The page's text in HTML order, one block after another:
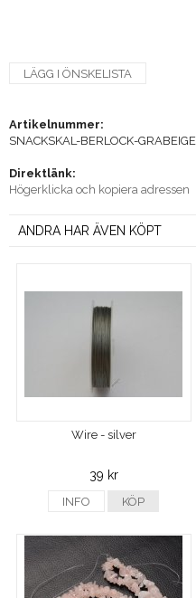
LÄGG I ÖNSKELISTA
Artikelnummer:
SNACKSKAL-BERLOCK-GRABEIGE
Direktlänk:
Högerklicka och kopiera adressen
ANDRA HAR ÄVEN KÖPT
Wire - silver
39 kr
INFO KÖP